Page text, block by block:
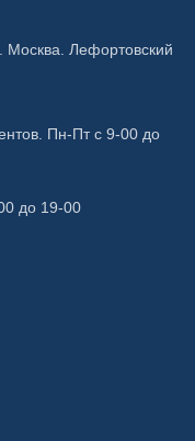
Лефортовский
Пн-Пт с 9-00 до
до 19-00